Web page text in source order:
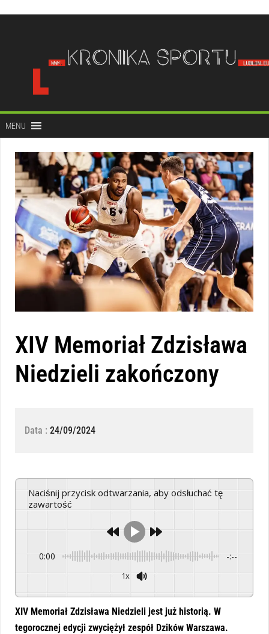
treści
MENU
XIV Memoriał Zdzisława
Niedzieli zakończony
Data : 24/09/2024
Naciśnij przycisk odtwarzania, aby odsłuchać tę
zawartość
0:00 -:--
1x
XIV Memoriał Zdzisława Niedzieli jest już historią. W
tegorocznej edycji zwyciężył zespół Dzików Warszawa.